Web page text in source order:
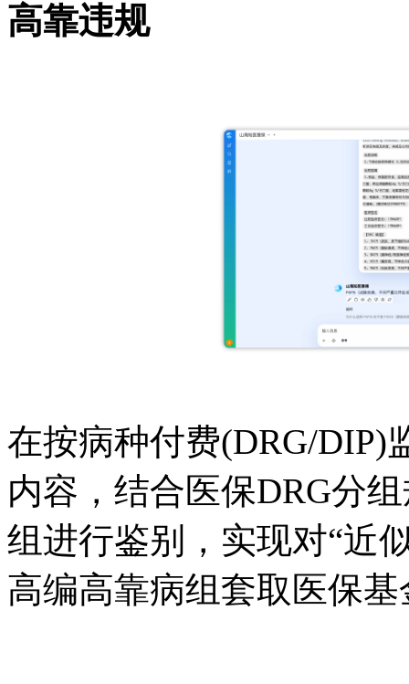
高靠违规
在按病种付费(DRG/DIP)
内容，结合医保DRG分
组进行鉴别，实现对“近
高编高靠病组套取医保